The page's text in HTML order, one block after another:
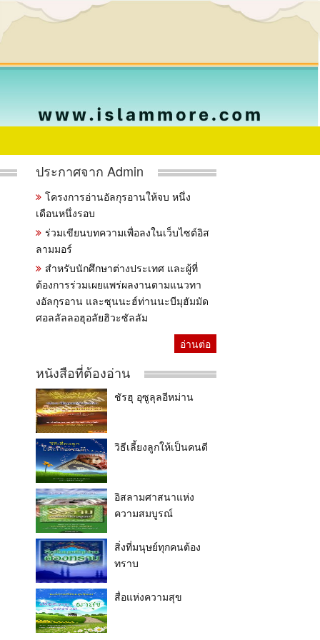
ประกาศจาก Admin
โครงการอ่านอัลกุรอานให้จบ หนึ่ง
เดือนหนึ่งรอบ
ร่วมเขียนบทความเพื่อลงในเว็บไซต์อิส
ลามมอร์
สำหรับนักศึกษาต่างประเทศ และผู้ที่
ต้องการร่วมเผยแพร่ผลงานตามแนวทา
งอัลกุรอาน และซุนนะฮ์ท่านนะบีมุฮัมมัด
ศอลลัลลอฮุอลัยฮิวะซัลลัม
อ่านต่อ
หนังสือที่ต้องอ่าน
ชัรฮุ อุซูลุลอีหม่าน
วิธีเลี้ยงลูกให้เป็นคนดี
อิสลามศาสนาแห่ง
ความสมบูรณ์
สิ่งที่มนุษย์ทุกคนต้อง
ทราบ
สื่อแห่งความสุข